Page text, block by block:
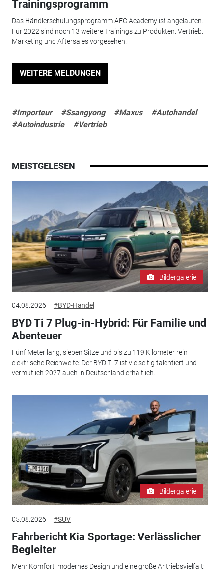
Trainingsprogramm
Das Händlerschulungsprogramm AEC Academy ist angelaufen.
Für 2022 sind noch 13 weitere Trainings zu Produkten, Vertrieb,
Marketing und Aftersales vorgesehen.
WEITERE MELDUNGEN
#Importeur #Ssangyong #Maxus
#Autohandel
#Autoindustrie
#Vertrieb
MEISTGELESEN
Bildergalerie
04.08.2026 #BYD-Handel
BYD Ti 7 Plug-in-Hybrid: Für Familie und
Abenteuer
Fünf Meter lang, sieben Sitze und bis zu 119 Kilometer rein
elektrische Reichweite: Der BYD Ti 7 ist vielseitig talentiert und
vermutlich 2027 auch in Deutschland erhältlich.
Bildergalerie
05.08.2026 #SUV
Fahrbericht Kia Sportage: Verlässlicher
Begleiter
Mehr Komfort, modernes Design und eine große Antriebsvielfalt: